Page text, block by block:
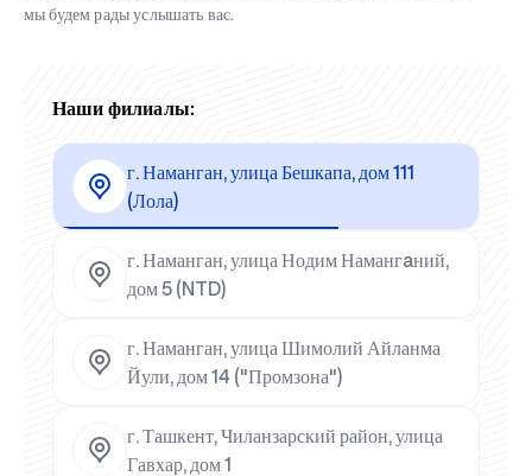
мы будем рады услышать вас.
Наши филиалы:
г. Наманган, улица Бешкапа, дом 111
(Лола)
г. Наманган, улица Нодим Намангaний,
дом 5 (NTD)
г. Наманган, улица Шимолий Айланма
Йули, дом 14 ("Промзона")
г. Ташкент, Чиланзарский район, улица
Гавхар, дом 1